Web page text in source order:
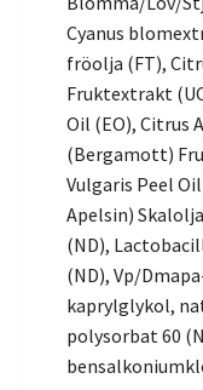
Cyanus
fröolja (FT),
Fruktextrakt
Oil (EO), Citrus
(Bergamott)
Vulgaris Peel
Apelsin)
(ND),
(ND), Vp/
kaprylglykol,
polysorbat 60